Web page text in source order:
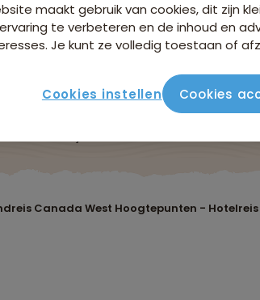
Canada West Hoogtepunten - Hotelreis
maakt gebruik van cookies, dit zijn
te verbeteren en de inhoud en
Je kunt ze volledig toestaan of
Cookies instellen Cookies